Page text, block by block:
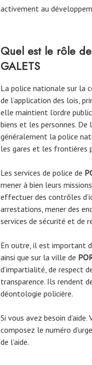
activement au
Quel est le rôle
GALETS
La police nationale sur la
de l’application des lois,
elle maintient l’ordre
biens et les personnes.
généralement la police
les gares et les frontières
Les services de police de
mener à bien leurs
effectuer des contrôles
arrestations, mener des
services de sécurité et de
En outre, il est important
ainsi que sur la ville de
d’impartialité, de respect
transparence. Ils rendent
déontologie policière.
Si vous avez besoin
composez le numéro
de l’aide.